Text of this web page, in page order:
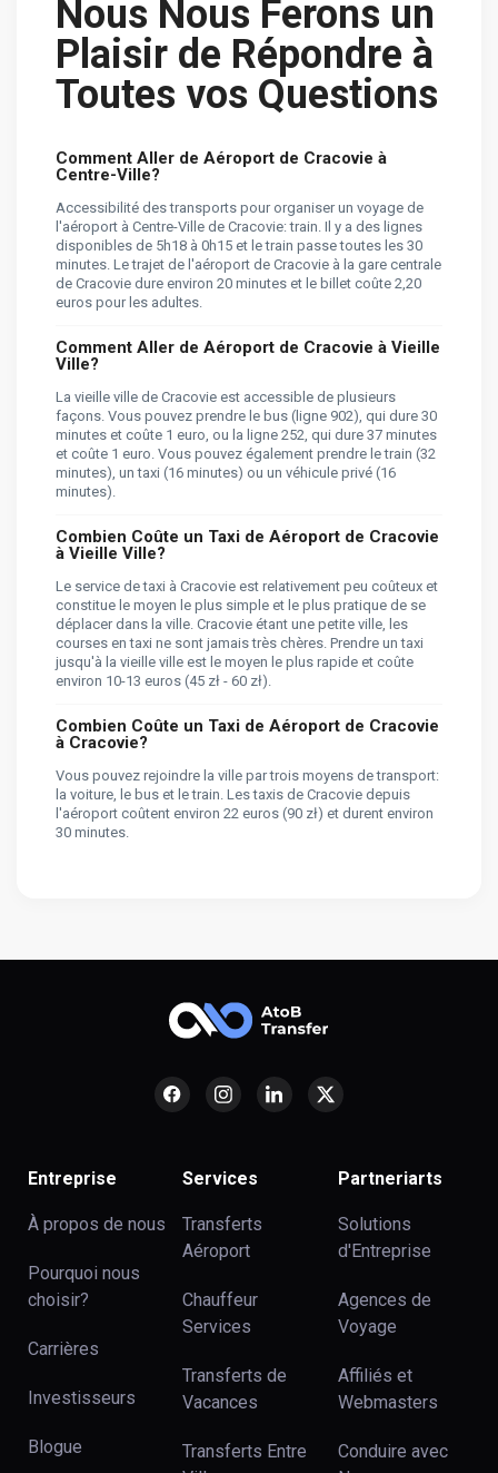
Nous Nous Ferons un
Plaisir de Répondre à
Toutes vos Questions
Сomment Aller de Aéroport de Cracovie à
Centre-Ville?
Accessibilité des transports pour organiser un voyage de
l'aéroport à Centre-Ville de Cracovie: train. Il y a des lignes
disponibles de 5h18 à 0h15 et le train passe toutes les 30
minutes. Le trajet de l'aéroport de Cracovie à la gare centrale
de Cracovie dure environ 20 minutes et le billet coûte 2,20
euros pour les adultes.
Сomment Aller de Aéroport de Cracovie à Vieille
Ville?
La vieille ville de Cracovie est accessible de plusieurs
façons. Vous pouvez prendre le bus (ligne 902), qui dure 30
minutes et coûte 1 euro, ou la ligne 252, qui dure 37 minutes
et coûte 1 euro. Vous pouvez également prendre le train (32
minutes), un taxi (16 minutes) ou un véhicule privé (16
minutes).
Combien Coûte un Taxi de Aéroport de Cracovie
à Vieille Ville?
Le service de taxi à Cracovie est relativement peu coûteux et
constitue le moyen le plus simple et le plus pratique de se
déplacer dans la ville. Cracovie étant une petite ville, les
courses en taxi ne sont jamais très chères. Prendre un taxi
jusqu'à la vieille ville est le moyen le plus rapide et coûte
environ 10-13 euros (45 zł - 60 zł).
Combien Coûte un Taxi de Aéroport de Cracovie
à Cracovie?
Vous pouvez rejoindre la ville par trois moyens de transport:
la voiture, le bus et le train. Les taxis de Cracovie depuis
l'aéroport coûtent environ 22 euros (90 zł) et durent environ
30 minutes.
Entreprise
À propos de nous
Pourquoi nous
choisir?
Carrières
Investisseurs
Blogue
Services
Transferts
Aéroport
Chauffeur
Services
Transferts de
Vacances
Transferts Entre
Partneriarts
Solutions
d'Entreprise
Agences de
Voyage
Affiliés et
Webmasters
Conduire avec